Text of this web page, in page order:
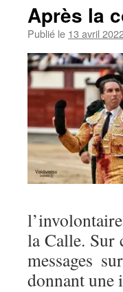
Après la
Publié le 13 avril
la Calle. Sur
messages
donnant une